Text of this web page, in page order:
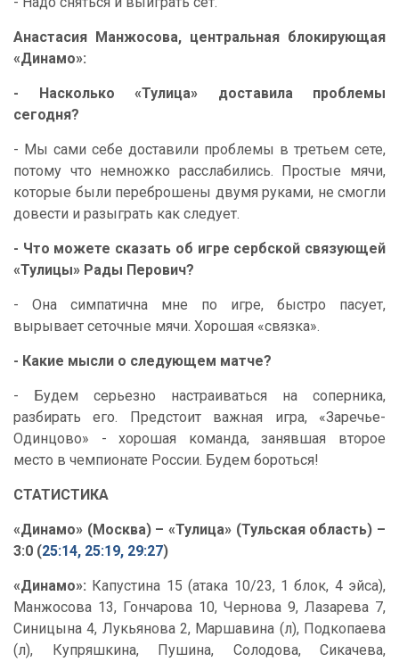
Анастасия Манжосова, центральная блокирующая
«Динамо»:
- Насколько «Тулица» доставила проблемы
сегодня?
- Мы сами себе доставили проблемы в третьем сете,
потому что немножко расслабились. Простые мячи,
которые были переброшены двумя руками, не смогли
довести и разыграть как следует.
- Что можете сказать об игре сербской связующей
«Тулицы» Рады Перович?
- Она симпатична мне по игре, быстро пасует,
вырывает сеточные мячи. Хорошая «связка».
- Какие мысли о следующем матче?
- Будем серьезно настраиваться на соперника,
разбирать его. Предстоит важная игра, «Заречье-
Одинцово» - хорошая команда, занявшая второе
место в чемпионате России. Будем бороться!
СТАТИСТИКА
«Динамо» (Москва) – «Тулица» (Тульская область) –
3:0 (25:14, 25:19, 29:27)
«Динамо»: Капустина 15 (атака 10/23, 1 блок, 4 эйса),
Манжосова 13, Гончарова 10, Чернова 9, Лазарева 7,
Синицына 4, Лукьянова 2, Маршавина (л), Подкопаева
(л), Купряшкина, Пушина, Солодова, Сикачева,